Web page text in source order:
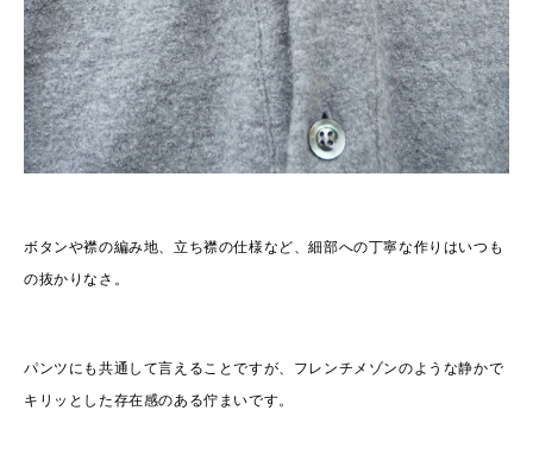
ボタンや襟の編み地、立ち襟の仕様など、細部への丁寧な作りはいつも
の抜かりなさ。
パンツにも共通して言えることですが、フレンチメゾンのような静かで
キリッとした存在感のある佇まいです。